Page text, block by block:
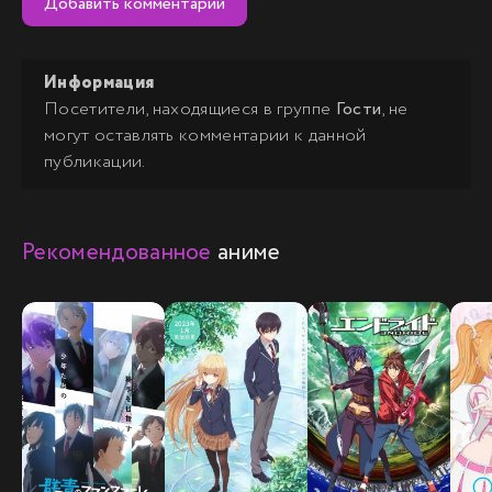
Информация
Посетители, находящиеся в группе Гости, не
могут оставлять комментарии к данной
публикации.
Рекомендованное аниме